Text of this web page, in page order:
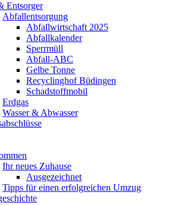
Entsorger
Abfallentsorgung
Abfallwirtschaft 2025
Abfallkalender
Sperrmüll
Abfall-ABC
Gelbe Tonne
Recyclinghof Büdingen
Schadstoffmobil
Erdgas
Wasser & Abwasser
Ihr neues Zuhause
Ausgezeichnet
Tipps für einen erfolgreichen Umzug